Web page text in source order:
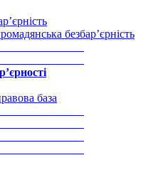
безбар’єрність
база